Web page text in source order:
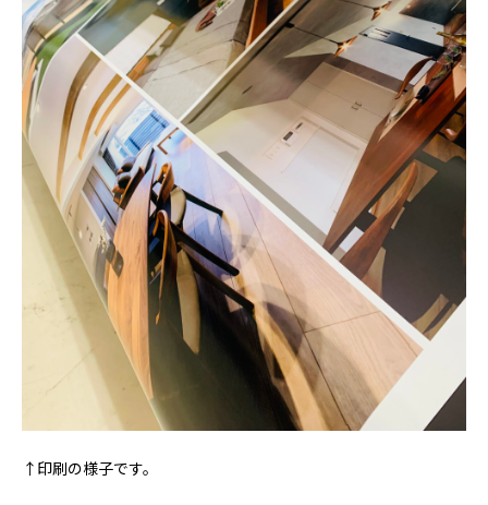
↑印刷の様子です。